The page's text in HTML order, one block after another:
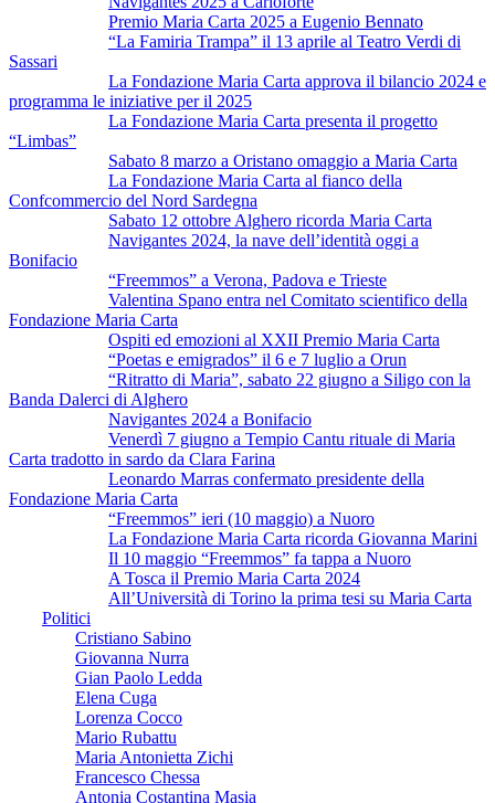
Premio Maria Carta 2025 a Eugenio Bennato
“La Famiria Trampa” il 13 aprile al Teatro Verdi di
Sassari
La Fondazione Maria Carta approva il bilancio 2024 e
programma le iniziative per il 2025
La Fondazione Maria Carta presenta il progetto
“Limbas”
Sabato 8 marzo a Oristano omaggio a Maria Carta
La Fondazione Maria Carta al fianco della
Confcommercio del Nord Sardegna
Sabato 12 ottobre Alghero ricorda Maria Carta
Navigantes 2024, la nave dell’identità oggi a
Bonifacio
“Freemmos” a Verona, Padova e Trieste
Valentina Spano entra nel Comitato scientifico della
Fondazione Maria Carta
Ospiti ed emozioni al XXII Premio Maria Carta
“Poetas e emigrados” il 6 e 7 luglio a Orun
“Ritratto di Maria”, sabato 22 giugno a Siligo con la
Banda Dalerci di Alghero
Navigantes 2024 a Bonifacio
Venerdì 7 giugno a Tempio Cantu rituale di Maria
Carta tradotto in sardo da Clara Farina
Leonardo Marras confermato presidente della
Fondazione Maria Carta
“Freemmos” ieri (10 maggio) a Nuoro
La Fondazione Maria Carta ricorda Giovanna Marini
Il 10 maggio “Freemmos” fa tappa a Nuoro
A Tosca il Premio Maria Carta 2024
All’Università di Torino la prima tesi su Maria Carta
Politici
Cristiano Sabino
Giovanna Nurra
Gian Paolo Ledda
Elena Cuga
Lorenza Cocco
Mario Rubattu
Maria Antonietta Zichi
Francesco Chessa
Antonia Costantina Masia